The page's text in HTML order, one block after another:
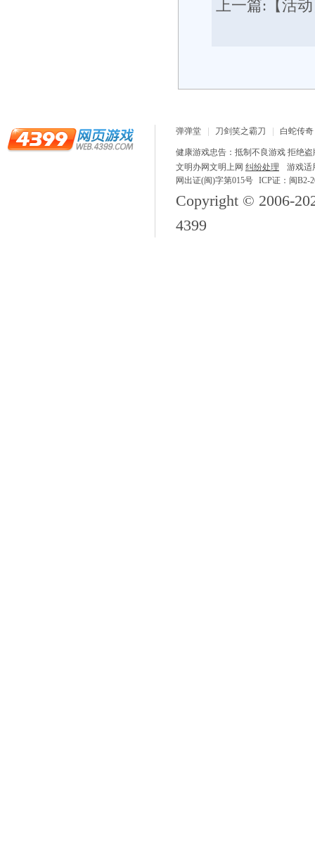
上一篇: 【活
弹弹堂 刀剑笑之霸刀
白蛇传奇
健康游戏忠告：抵制不良游戏 拒绝
文明办网文明上网 纠纷处理
游戏适
网出证(闽)字第015号 ICP证：闽B2-
Copyright © 2006-
4399